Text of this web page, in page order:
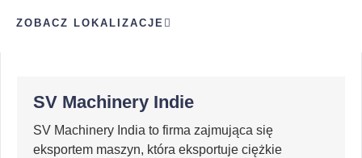
ZOBACZ LOKALIZACJE
SV Machinery Indie
SV Machinery India to firma zajmująca się
eksportem maszyn, która eksportuje ciężkie